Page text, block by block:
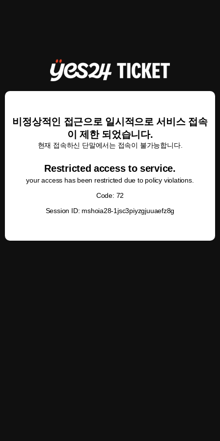
비정상적인 접근으로 일시적으로 서비스 접속
이 제한 되었습니다.
현재 접속하신 단말에서는 접속이 불가능합니다.
Restricted access to service.
your access has been restricted due to policy violations.
Code: 72
Session ID: mshoia28-1jsc3piyzgjuuaefz8g